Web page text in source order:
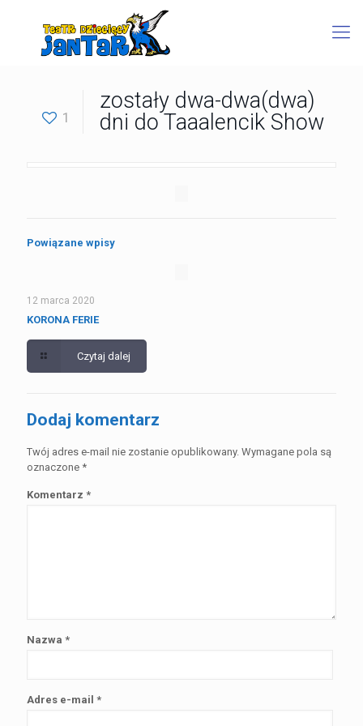
1
zostały dwa-dwa(dwa)
dni do Taaalencik Show
Powiązane wpisy
12 marca 2020
KORONA FERIE
Czytaj dalej
Dodaj komentarz
Twój adres e-mail nie zostanie opublikowany. Wymagane pola są
oznaczone *
Komentarz *
Nazwa *
Adres e-mail *